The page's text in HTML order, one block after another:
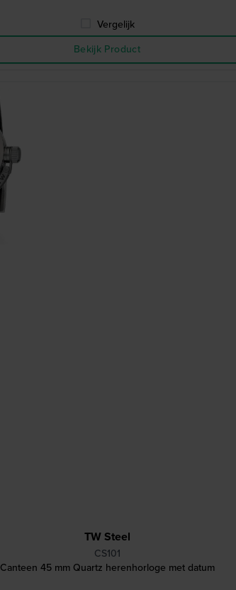
Vergelijk
Bekijk Product
TW Steel
CS101
Canteen 45 mm Quartz herenhorloge met datum